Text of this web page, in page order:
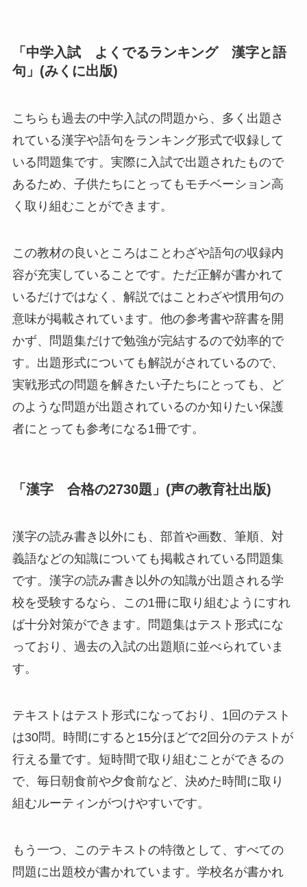
「中学入試 よくでるランキング 漢字と語
句」(みくに出版)
こちらも過去の中学入試の問題から、多く出題さ
れている漢字や語句をランキング形式で収録して
いる問題集です。実際に入試で出題されたもので
あるため、子供たちにとってもモチベーション高
く取り組むことができます。
この教材の良いところはことわざや語句の収録内
容が充実していることです。ただ正解が書かれて
いるだけではなく、解説ではことわざや慣用句の
意味が掲載されています。他の参考書や辞書を開
かず、問題集だけで勉強が完結するので効率的で
す。出題形式についても解説がされているので、
実戦形式の問題を解きたい子たちにとっても、ど
のような問題が出題されているのか知りたい保護
者にとっても参考になる1冊です。
「漢字 合格の2730題」(声の教育社出版)
漢字の読み書き以外にも、部首や画数、筆順、対
義語などの知識についても掲載されている問題集
です。漢字の読み書き以外の知識が出題される学
校を受験するなら、この1冊に取り組むようにすれ
ば十分対策ができます。問題集はテスト形式にな
っており、過去の入試の出題順に並べられていま
す。
テキストはテスト形式になっており、1回のテスト
は30問。時間にすると15分ほどで2回分のテストが
行える量です。短時間で取り組むことができるの
で、毎日朝食前や夕食前など、決めた時間に取り
組むルーティンがつけやすいです。
もう一つ、このテキストの特徴として、すべての
問題に出題校が書かれています。学校名が書かれ